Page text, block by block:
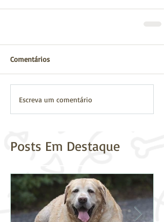
Comentários
Escreva um comentário
Posts Em Destaque